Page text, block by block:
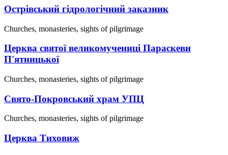
Острівський гідрологічний заказник
Churches, monasteries, sights of pilgrimage
Церква святої великомучениці Параскеви
П'ятницької
Churches, monasteries, sights of pilgrimage
Свято-Покровський храм УПЦ
Churches, monasteries, sights of pilgrimage
Церква Тиховиж